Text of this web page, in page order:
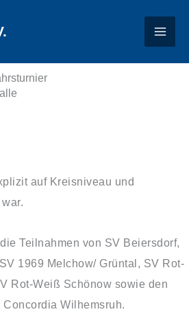
auf Kreisniveau und
Teilnahmen von SV Beiersdorf,
1969 Melchow/ Grüntal, SV Rot-
Rot-Weiß Schönow sowie den
Wilhemsruh.